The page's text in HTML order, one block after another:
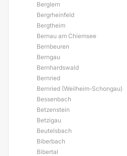
Berglern
Bergrheinfeld
Bergtheim
Bernau am Chiemsee
Bernbeuren
Berngau
Bernhardswald
Bernried
Bernried (Weilheim-Schongau)
Bessenbach
Betzenstein
Betzigau
Beutelsbach
Biberbach
Bibertal